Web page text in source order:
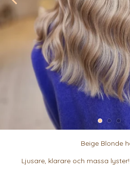
Beige Blonde
Ljusare, klarare och massa